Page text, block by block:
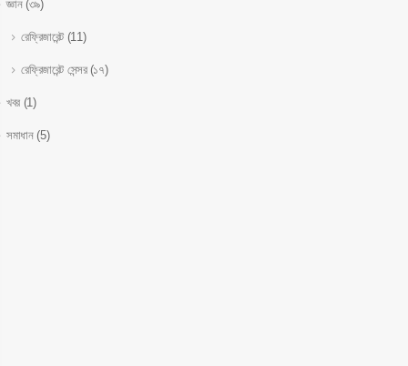
জ্ঞান(৩৯)
রেফ্রিজারেন্ট(11)
রেফ্রিজারেন্ট সেন্সর(১৭)
খবর(1)
সমাধান(5)